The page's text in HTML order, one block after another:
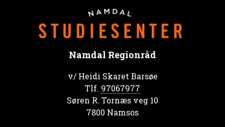
Namdal Regionråd
v/ Heidi Skaret Barsøe
Tlf. 97067977
Søren R. Tornæs veg 10
7800 Namsos